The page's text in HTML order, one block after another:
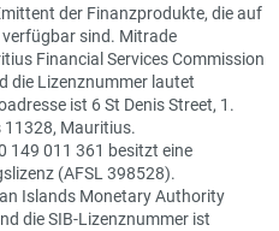
der Finanzprodukte, die auf
verfügbar sind. Mitrade
Financial Services Commission
die Lizenznummer lautet
ist 6 St Denis Street, 1.
11328, Mauritius.
149 011 361 besitzt eine
(AFSL 398528).
Islands Monetary Authority
die SIB-Lizenznummer ist